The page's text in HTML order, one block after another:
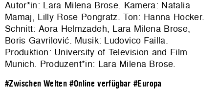
Autor*in: Lara Milena Brose. Kamera: Natalia
Mamaj, Lilly Rose Pongratz. Ton: Hanna Hocker.
Schnitt: Aora Helmzadeh, Lara Milena Brose,
Boris Gavrilović. Musik: Ludovico Failla.
Produktion: University of Television and Film
Munich. Produzent*in: Lara Milena Brose.
#Zwischen Welten #Online verfügbar #Europa